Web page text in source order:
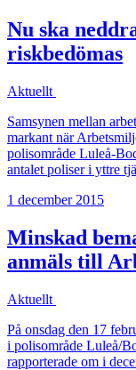
Nu ska
riskbedömas
Aktuellt
Samsynen mellan
markant när
polisområde Luleå-
antalet poliser i yttre
1 december 2015
Minskad
anmäls till
Aktuellt
På onsdag den 17
i polisområde Luleå/
rapporterade om i